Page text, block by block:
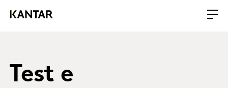
Test e